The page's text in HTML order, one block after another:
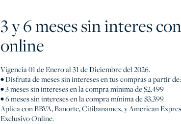
3 y 6 meses sin interes
online
Vigencia 01 de Enero al 31 de Diciembre del 2026.
• Disfruta de meses sin intereses en tus compras a partir de:
• 3 meses sin intereses en la compra mínima de $2,499
• 6 meses sin intereses en la compra mínima de $3,399
Aplica con BBVA, Banorte, Citibanamex, y American
Exclusivo Online.